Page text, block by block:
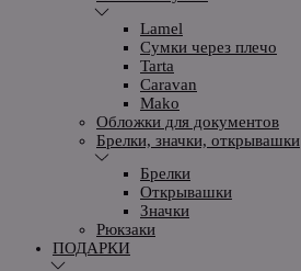
Lamel
Сумки через плечо
Tarta
Caravan
Mako
Обложки для документов
Брелки, значки, открывашки
Брелки
Открывашки
Значки
Рюкзаки
ПОДАРКИ